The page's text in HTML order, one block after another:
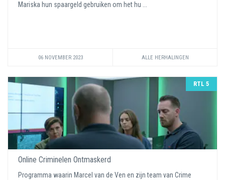
Mariska hun spaargeld gebruiken om het hu ...
06 NOVEMBER 2023 ALLE HERHALINGEN
RTL 5
Online Criminelen Ontmaskerd
Programma waarin Marcel van de Ven en zijn team van Crime